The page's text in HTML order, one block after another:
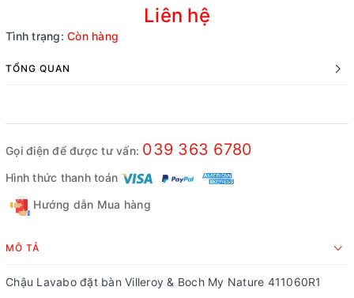
Liên hệ
Tình trạng: Còn hàng
TỔNG QUAN
Gọi điện để được tư vấn: 039 363 6780
Hình thức thanh toán
Hướng dẫn Mua hàng
MÔ TẢ
Chậu Lavabo đặt bàn Villeroy & Boch My Nature 411060R1